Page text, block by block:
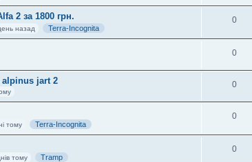
2 за 1800 грн.
назад Terra-Incognita
0
0
jart 2 0
тому Terra-Incognita
0
тому Tramp
0